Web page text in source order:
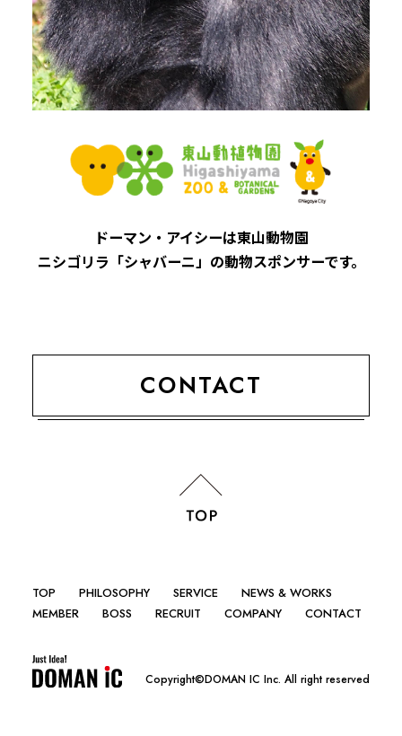
ドーマン・アイシーは東山動物園
ニシゴリラ「シャバーニ」の動物スポンサーです。
CONTACT
Copyright©DOMAN IC Inc. All right reserved
TOP PHILOSOPHY SERVICE
NEWS & WORKS
MEMBER
BOSS RECRUIT COMPANY CONTACT